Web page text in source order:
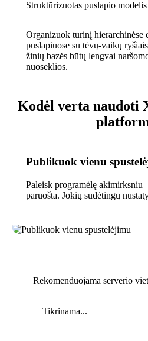
Struktūrizuotas puslapio modelis
Organizuok turinį hierarchinėse
puslapiuose su tėvų-vaikų
žinių bazės būtų lengvai
nuoseklios.
Kodėl verta naudoti
Publikuok vienu
Paleisk programėlę akimirksniu
paruošta. Jokių sudėtingų
Rekomenduojama serverio
Tikrinama...